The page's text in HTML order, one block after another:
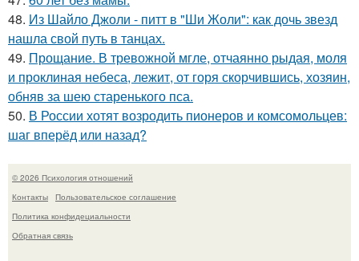
48. Из Шайло Джоли - питт в "Ши Жоли": как дочь звезд
нашла свой путь в танцах.
49. Прощание. В тревожной мгле, отчаянно рыдая, моля
и проклиная небеса, лежит, от горя скорчившись, хозяин,
обняв за шею старенького пса.
50. В России хотят возродить пионеров и комсомольцев:
шаг вперёд или назад?
© 2026 Психология отношений
Контакты
Пользовательское соглашение
Политика конфидециальности
Обратная связь